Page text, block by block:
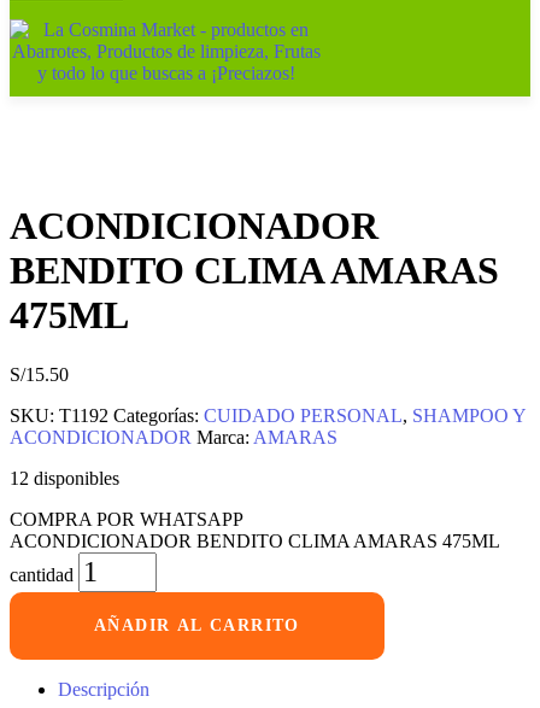
ACONDICIONADOR
BENDITO CLIMA AMARAS
475ML
S/15.50
SKU: T1192 Categorías: CUIDADO PERSONAL, SHAMPOO Y
ACONDICIONADOR Marca: AMARAS
12 disponibles
COMPRA POR WHATSAPP
ACONDICIONADOR BENDITO CLIMA AMARAS 475ML
cantidad
AÑADIR AL CARRITO
Descripción